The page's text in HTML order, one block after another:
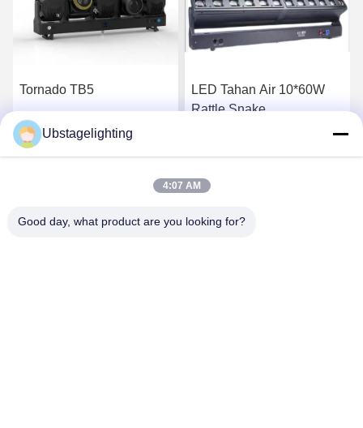
Tornado TB5
LED Tahan Air 10*60W
Rattle Snake
Ubstagelighting
4:07 AM
Good day, what product are you looking for?